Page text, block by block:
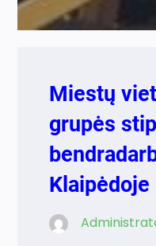
Miestų
grupės
Klaipėdoje